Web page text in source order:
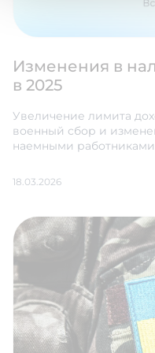
Изменения в
в 2025
Увеличение лимита
военный сбор и
наемными работниками
18.03.2026